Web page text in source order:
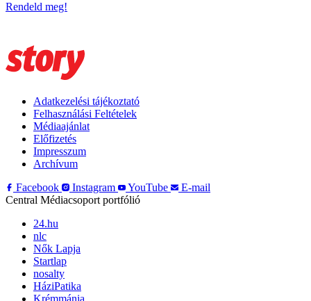
Rendeld meg!
Adatkezelési tájékoztató
Felhasználási Feltételek
Médiaajánlat
Előfizetés
Impresszum
Archívum
Facebook
Instagram YouTube
E-mail
Central Médiacsoport portfólió
24.hu
nlc
Nők Lapja
Startlap
nosalty
HáziPatika
Krémmánia